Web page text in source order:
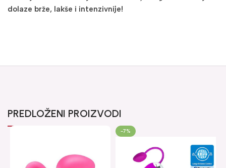
dolaze brže, lakše i intenzivnije!
PREDLOŽENI PROIZVODI
-7%